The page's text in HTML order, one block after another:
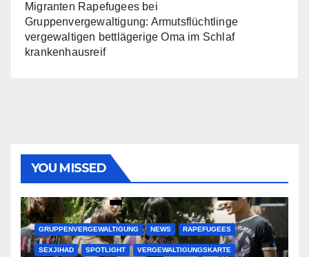
Migranten Rapefugees bei
Gruppenvergewaltigung: Armutsflüchtlinge
vergewaltigen bettlägerige Oma im Schlaf
krankenhausreif
YOU MISSED
GRUPPENVERGEWALTIGUNG NEWS RAPEFUGEES
SEXJIHAD SPOTLIGHT VERGEWALTIGUNGSKARTE